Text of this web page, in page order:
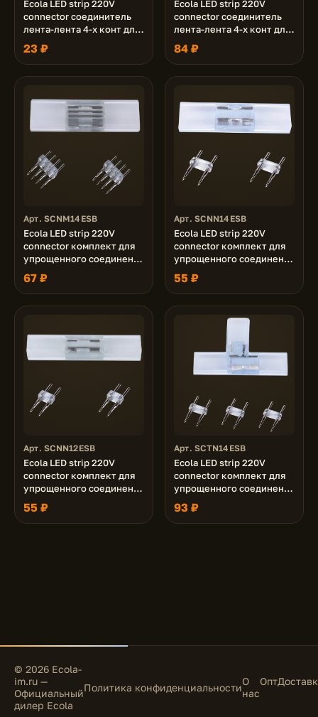
Ecola LED strip 220V
connector соединитель
лента-лента 4-х конт для
ленты IP68 RGB 16x8 уп. 1
шт.
23 ₽
Ecola LED strip 220V
connector соединитель
лента-лента 4-х конт для
ленты IP68 RGB 16x8 уп. 5
шт.
84 ₽
Арт. SCNM14ESB
Ecola LED strip 220V
connector комплект для
упрощенного соединения
лента-лента 4-х конт для
ленты IP68 RGB 14x7
67 ₽
Арт. SCNN14ESB
Ecola LED strip 220V
connector комплект для
упрощенного соединения
лента-лента 2-х конт для
ленты IP68 14x7
55 ₽
Арт. SCNN12ESB
Ecola LED strip 220V
connector комплект для
упрощенного соединения
лента-лента 2-х конт для
ленты IP68 12x7
55 ₽
Арт. SCTN14ESB
Ecola LED strip 220V
connector комплект для
упрощенного соединения
"T"лента-лента 2-х конт
для ленты IP68 14x7
93 ₽
© 2026 Ecola-
im.ru —
Официальный
дилер Ecola
Политика конфиденциальностиО
нас
Опт